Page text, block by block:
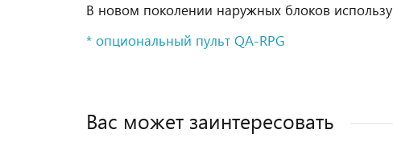
В новом поколении наружных блоков
* опциональный пульт QA-RPG
Вас может заинтересовать